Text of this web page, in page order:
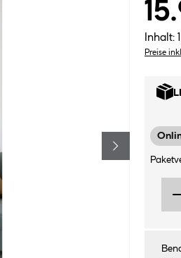
Inhalt:
Preise